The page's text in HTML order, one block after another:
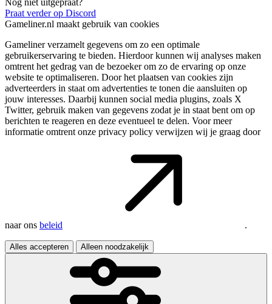
Praat verder op Discord
Gameliner.nl maakt gebruik van cookies
Gameliner verzamelt gegevens om zo een optimale
gebruikerservaring te bieden. Hierdoor kunnen wij analyses maken
omtrent het gedrag van de bezoeker om zo de ervaring op onze
website te optimaliseren. Door het plaatsen van cookies zijn
adverteerders in staat om advertenties te tonen die aansluiten op
jouw interesses. Daarbij kunnen social media plugins, zoals X
Twitter, gebruik maken van gegevens zodat je in staat bent om op
berichten te reageren en deze eventueel te delen. Voor meer
informatie omtrent onze privacy policy verwijzen wij je graag door
naar ons beleid .
Alles accepteren Alleen noodzakelijk